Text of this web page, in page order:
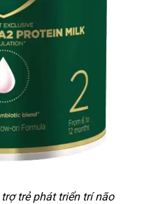
trẻ phát triển trí não